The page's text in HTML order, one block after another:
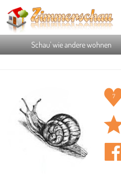
Schau' wie andere wohnen
7